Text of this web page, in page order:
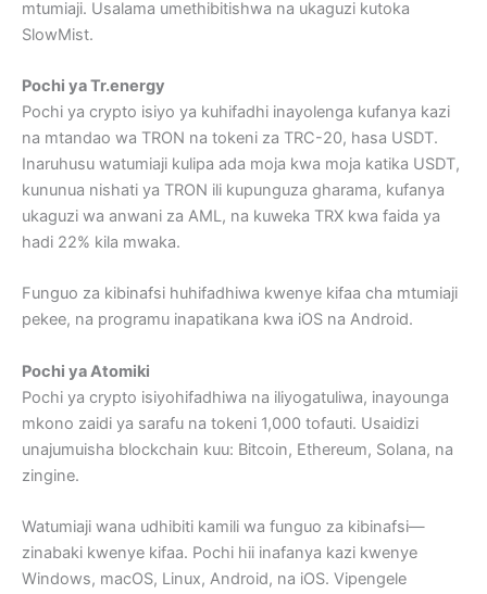
mtumiaji. Usalama umethibitishwa na ukaguzi kutoka
SlowMist.
Pochi ya Tr.energy
Pochi ya crypto isiyo ya kuhifadhi inayolenga kufanya kazi
na mtandao wa TRON na tokeni za TRC-20, hasa USDT.
Inaruhusu watumiaji kulipa ada moja kwa moja katika USDT,
kununua nishati ya TRON ili kupunguza gharama, kufanya
ukaguzi wa anwani za AML, na kuweka TRX kwa faida ya
hadi 22% kila mwaka.
Funguo za kibinafsi huhifadhiwa kwenye kifaa cha mtumiaji
pekee, na programu inapatikana kwa iOS na Android.
Pochi ya Atomiki
Pochi ya crypto isiyohifadhiwa na iliyogatuliwa, inayounga
mkono zaidi ya sarafu na tokeni 1,000 tofauti. Usaidizi
unajumuisha blockchain kuu: Bitcoin, Ethereum, Solana, na
zingine.
Watumiaji wana udhibiti kamili wa funguo za kibinafsi—
zinabaki kwenye kifaa. Pochi hii inafanya kazi kwenye
Windows, macOS, Linux, Android, na iOS. Vipengele